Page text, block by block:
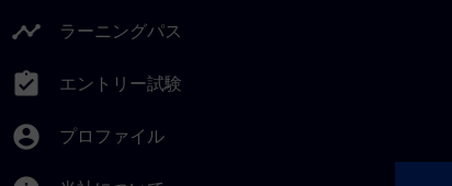
timeline ラーニングパス
assignment_turned_in エントリー試験
account_circle プロファイル